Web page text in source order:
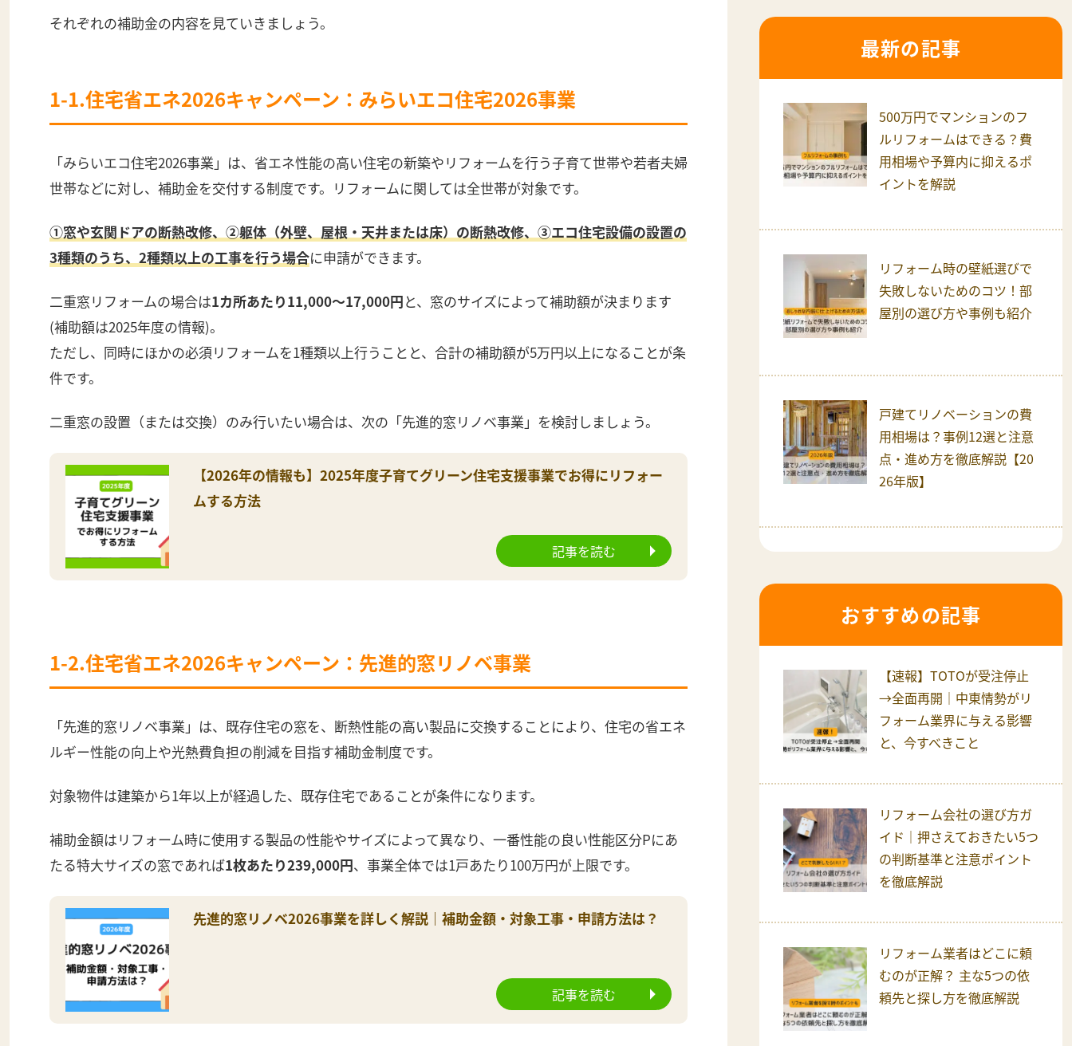
それぞれの補助金の内容を見ていきましょう。
1-1.住宅省エネ2026キャンペーン：みらいエコ住宅2026事業
「みらいエコ住宅2026事業」は、省エネ性能の高い住宅の新築やリフォームを行う子育て世帯や若者夫婦
世帯などに対し、補助金を交付する制度です。リフォームに関しては全世帯が対象です。
①窓や玄関ドアの断熱改修、②躯体（外壁、屋根・天井または床）の断熱改修、③エコ住宅設備の設置の
3種類のうち、2種類以上の工事を行う場合に申請ができます。
二重窓リフォームの場合は1カ所あたり11,000～17,000円と、窓のサイズによって補助額が決まります
(補助額は2025年度の情報)。
ただし、同時にほかの必須リフォームを1種類以上行うことと、合計の補助額が5万円以上になることが条
件です。
二重窓の設置（または交換）のみ行いたい場合は、次の「先進的窓リノベ事業」を検討しましょう。
【2026年の情報も】2025年度子育てグリーン住宅支援事業でお得にリフォー
ムする方法
記事を読む
1-2.住宅省エネ2026キャンペーン：先進的窓リノベ事業
「先進的窓リノベ事業」は、既存住宅の窓を、断熱性能の高い製品に交換することにより、住宅の省エネ
ルギー性能の向上や光熱費負担の削減を目指す補助金制度です。
対象物件は建築から1年以上が経過した、既存住宅であることが条件になります。
補助金額はリフォーム時に使用する製品の性能やサイズによって異なり、一番性能の良い性能区分Pにあ
たる特大サイズの窓であれば1枚あたり239,000円、事業全体では1戸あたり100万円が上限です。
先進的窓リノベ2026事業を詳しく解説｜補助金額・対象工事・申請方法は？
記事を読む
最新の記事
500万円でマンションのフ
ルリフォームはできる？費
用相場や予算内に抑えるポ
イントを解説
リフォーム時の壁紙選びで
失敗しないためのコツ！部
屋別の選び方や事例も紹介
戸建てリノベーションの費
用相場は？事例12選と注意
点・進め方を徹底解説【20
26年版】
おすすめの記事
【速報】TOTOが受注停止
→全面再開｜中東情勢がリ
フォーム業界に与える影響
と、今すべきこと
リフォーム会社の選び方ガ
イド｜押さえておきたい5つ
の判断基準と注意ポイント
を徹底解説
リフォーム業者はどこに頼
むのが正解？ 主な5つの依
頼先と探し方を徹底解説